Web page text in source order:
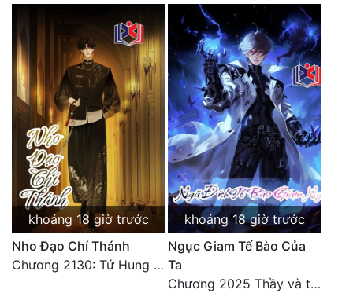
khoảng 18 giờ trước
Nho Đạo Chí Thánh
Chương 2130: Tứ Hung Cổ Yêu
khoảng 18 giờ trước
Ngục Giam Tế Bào Của
Ta
Chương 2025 Thầy và trò